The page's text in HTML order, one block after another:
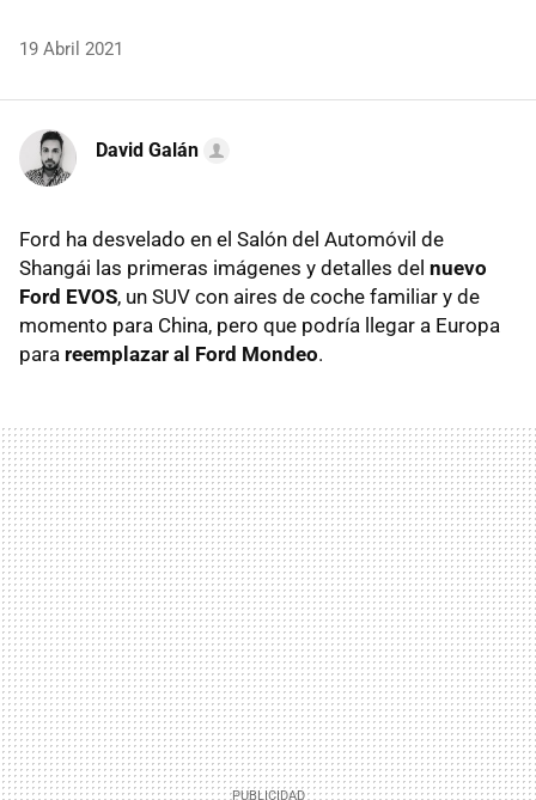
19 Abril 2021
David Galán
Ford ha desvelado en el Salón del Automóvil de
Shangái las primeras imágenes y detalles del nuevo
Ford EVOS, un SUV con aires de coche familiar y de
momento para China, pero que podría llegar a Europa
para reemplazar al Ford Mondeo.